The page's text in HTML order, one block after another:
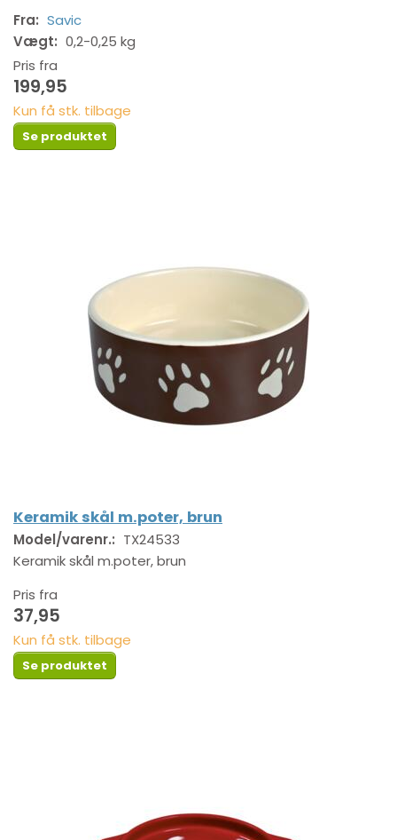
Fra: Savic
Vægt: 0,2-0,25 kg
Pris fra
199,95
Kun få stk. tilbage
Se produktet
Keramik skål m.poter, brun
Model/varenr.: TX24533
Keramik skål m.poter, brun
Pris fra
37,95
Kun få stk. tilbage
Se produktet